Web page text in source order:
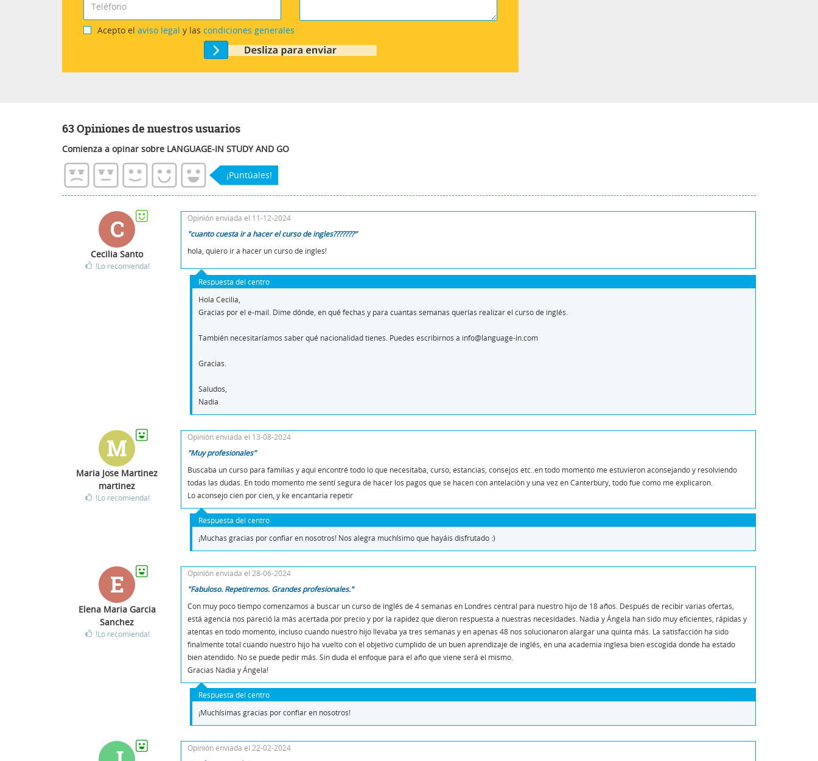
Acepto el aviso legal y las condiciones generales
63 Opiniones de nuestros usuarios
Comienza a opinar sobre LANGUAGE-IN STUDY AND GO
¡Puntúales!
C
Cecilia Santo
!Lo recomienda!
Opinión enviada el 11-12-2024
"cuanto cuesta ir a hacer el curso de ingles???????"
hola, quiero ir a hacer un curso de ingles!
Respuesta del centro
Hola Cecilia,
Gracias por el e-mail. Dime dónde, en qué fechas y para cuantas semanas querías realizar el curso de inglés.
También necesitaríamos saber qué nacionalidad tienes. Puedes escribirnos a info@language-in.com
Gracias.
Saludos,
Nadia
M
Maria Jose Martinez
martinez
!Lo recomienda!
Opinión enviada el 13-08-2024
"Muy profesionales"
Buscaba un curso para familias y aqui encontré todo lo que necesitaba, curso, estancias, consejos etc..en todo momento me estuvieron aconsejando y resolviendo
todas las dudas. En todo momento me sentí segura de hacer los pagos que se hacen con antelaciòn y una vez en Canterbury, todo fue como me explicaron.
Lo aconsejo cien por cien, y ke encantaria repetir
Respuesta del centro
¡Muchas gracias por confiar en nosotros! Nos alegra muchísimo que hayáis disfrutado :)
E
Elena Maria Garcia
Sanchez
!Lo recomienda!
Opinión enviada el 28-06-2024
"Fabuloso. Repetiremos. Grandes profesionales."
Con muy poco tiempo comenzamos a buscar un curso de inglés de 4 semanas en Londres central para nuestro hijo de 18 años. Después de recibir varias ofertas,
está agencia nos pareció la más acertada por precio y por la rapidez que dieron respuesta a nuestras necesidades. Nadia y Ángela han sido muy eficientes, rápidas y
atentas en todo momento, incluso cuando nuestro hijo llevaba ya tres semanas y en apenas 48 nos solucionaron alargar una quinta más. La satisfacción ha sido
finalmente total cuando nuestro hijo ha vuelto con el objetivo cumplido de un buen aprendizaje de inglés, en una academia inglesa bien escogida donde ha estado
bien atendido. No se puede pedir más. Sin duda el enfoque para el año que viene será el mismo.
Gracias Nadia y Ángela!
Respuesta del centro
¡Muchísimas gracias por confiar en nosotros!
Opinión enviada el 22-02-2024